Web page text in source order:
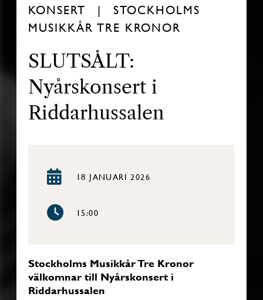
KONSERT
STOCKHOLMS
MUSIKKÅR TRE KRONOR
SLUTSÅLT:
Nyårskonsert i
Riddarhussalen
18 JANUARI 2026
15:00
Stockholms Musikkår Tre Kronor
välkomnar till Nyårskonsert i
Riddarhussalen